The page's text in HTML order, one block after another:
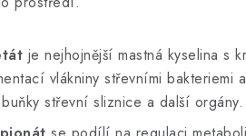
je nejhojnější mastná kyselina s
vlákniny střevními
střevní sliznice a další orgány.